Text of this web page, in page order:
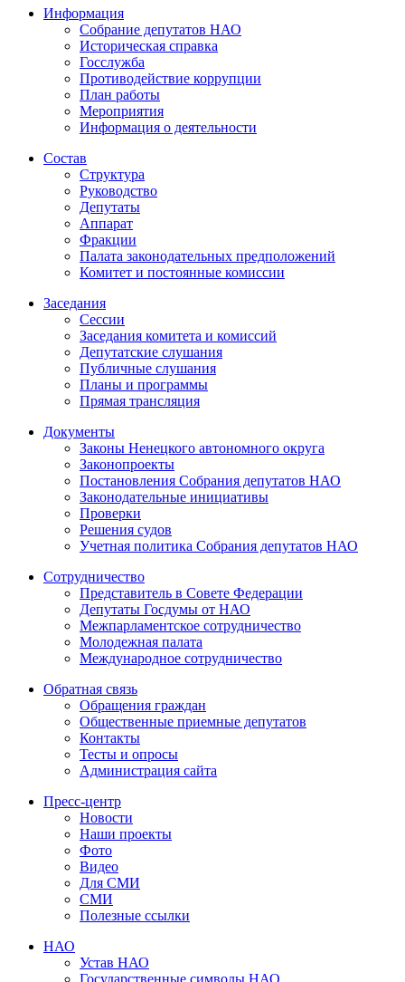
Информация
Собрание депутатов НАО
Историческая справка
Госслужба
Противодействие коррупции
План работы
Мероприятия
Информация о деятельности
Состав
Структура
Руководство
Депутаты
Аппарат
Фракции
Палата законодательных предположений
Комитет и постоянные комиссии
Заседания
Сессии
Заседания комитета и комиссий
Депутатские слушания
Публичные слушания
Планы и программы
Прямая трансляция
Документы
Законы Ненецкого автономного округа
Законопроекты
Постановления Собрания депутатов НАО
Законодательные инициативы
Проверки
Решения судов
Учетная политика Собрания депутатов НАО
Сотрудничество
Представитель в Совете Федерации
Депутаты Госдумы от НАО
Межпарламентское сотрудничество
Молодежная палата
Международное сотрудничество
Обратная cвязь
Обращения граждан
Общественные приемные депутатов
Контакты
Тесты и опросы
Администрация сайта
Пресс-центр
Новости
Наши проекты
Фото
Видео
Для СМИ
СМИ
Полезные ссылки
НАО
Устав НАО
Государственные символы НАО